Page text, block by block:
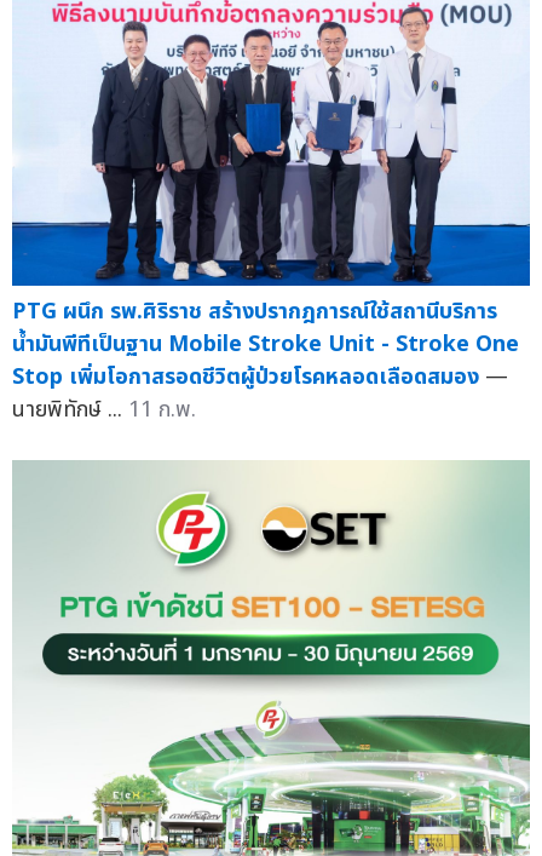
PTG ผนึก รพ.ศิริราช สร้างปรากฎการณ์ใช้สถานีบริการ
น้ำมันพีทีเป็นฐาน Mobile Stroke Unit - Stroke One
Stop เพิ่มโอกาสรอดชีวิตผู้ป่วยโรคหลอดเลือดสมอง —
นายพิทักษ์ ... 11 ก.พ.